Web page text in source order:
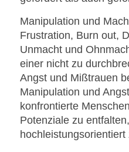
Manipulation und
Frustration, Burn out,
Unmacht und
einer nicht zu
Angst und Mißtrauen
Manipulation und
konfrontierte
Potenziale zu
hochleistungsorientiert